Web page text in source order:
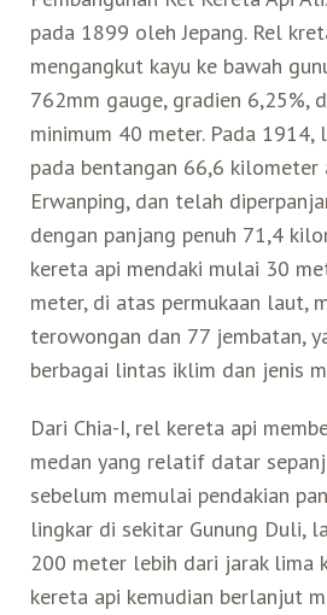
Agen Perjalanan
Mata Air Panas
LOHAS
Ekowisata
Wisata Kereta Api
Budaya & Warisan
Wisata Senior
Wisata Yang Dapat Diakses
Tur Bis Wisata
Wisata Alam – Scenic Spot
Taiwan Tips
Teh Kelas Dunia
Bis
U-Bike
Mobil
Bandara Internasional
Atraksi Taiwan Bagian Timur
Atraksi Taiwan Bagian Tengah
Atraksi Taiwan Bagian Selatan
Atraksi Kepulauan di Pesisir Pantai
pada 1899 oleh Jepang. Rel
mengangkut kayu ke bawah
762mm gauge, gradien 6,25%,
minimum 40 meter. Pada
pada bentangan 66,6 kilometer
Erwanping, dan telah
dengan panjang penuh 71,4
kereta api mendaki mulai 30
meter, di atas permukaan laut,
terowongan dan 77 jembatan,
berbagai lintas iklim dan jenis
Dari Chia-I, rel kereta api
medan yang relatif datar
sebelum memulai pendakian
lingkar di sekitar Gunung Duli,
200 meter lebih dari jarak lima
kereta api kemudian berlanjut